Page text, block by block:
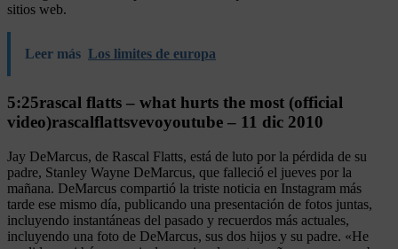
sitios web.
Leer más Los limites de europa
5:25rascal flatts – what hurts the most (official
video)rascalflattsvevoyoutube – 11 dic 2010
Jay DeMarcus, de Rascal Flatts, está de luto por la pérdida de su
padre, Stanley Wayne DeMarcus, que falleció el jueves por la
mañana. DeMarcus compartió la triste noticia en Instagram más
tarde ese mismo día, publicando una presentación de fotos juntas,
incluyendo instantáneas del pasado y recuerdos más actuales,
incluyendo una foto de DeMarcus, sus dos hijos y su padre. «He